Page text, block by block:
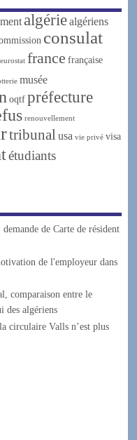
algériealgériens
consulat
eurostat france française
musée
oqtf préfecture
renouvellement
tribunal usa vie privé visa
étudiants
de Carte de résident
de l'employeur dans
comparaison entre le
des algériens
circulaire Valls n’est plus